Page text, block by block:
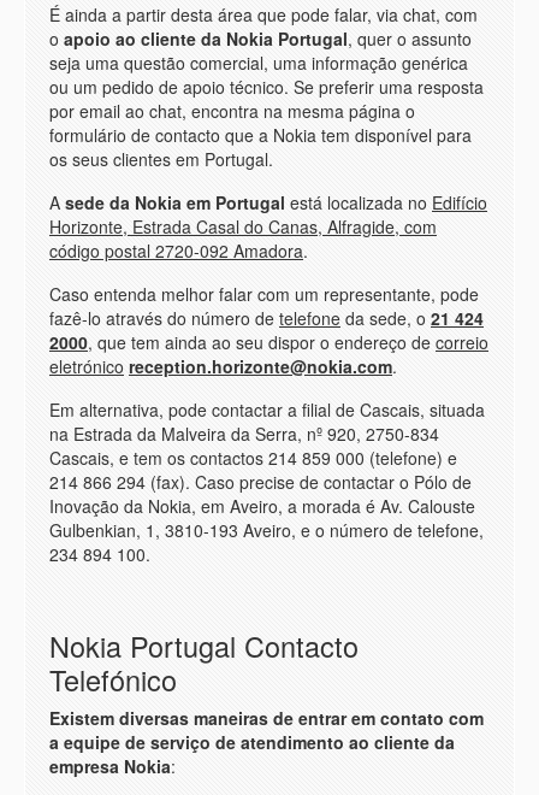
É ainda a partir desta área que pode falar, via chat, com
o apoio ao cliente da Nokia Portugal, quer o assunto
seja uma questão comercial, uma informação genérica
ou um pedido de apoio técnico. Se preferir uma resposta
por email ao chat, encontra na mesma página o
formulário de contacto que a Nokia tem disponível para
os seus clientes em Portugal.
A sede da Nokia em Portugal está localizada no Edifício
Horizonte, Estrada Casal do Canas, Alfragide, com
código postal 2720-092 Amadora.
Caso entenda melhor falar com um representante, pode
fazê-lo através do número de telefone da sede, o 21 424
2000, que tem ainda ao seu dispor o endereço de correio
eletrónico reception.horizonte@nokia.com.
Em alternativa, pode contactar a filial de Cascais, situada
na Estrada da Malveira da Serra, nº 920, 2750-834
Cascais, e tem os contactos 214 859 000 (telefone) e
214 866 294 (fax). Caso precise de contactar o Pólo de
Inovação da Nokia, em Aveiro, a morada é Av. Calouste
Gulbenkian, 1, 3810-193 Aveiro, e o número de telefone,
234 894 100.
Nokia Portugal Contacto
Telefónico
Existem diversas maneiras de entrar em contato com
a equipe de serviço de atendimento ao cliente da
empresa Nokia: